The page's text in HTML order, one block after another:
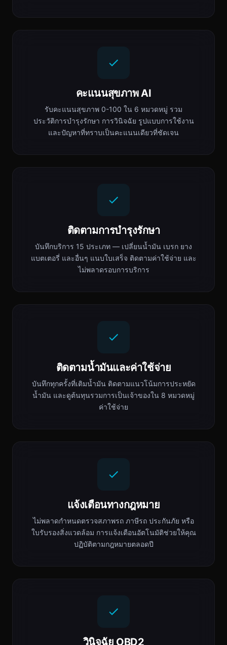
คะแนนสุขภาพ AI
รับคะแนนสุขภาพ 0-100 ใน 6 หมวดหมู่ รวม
ประวัติการบำรุงรักษา การวินิจฉัย รูปแบบการใช้งาน
และปัญหาที่ทราบเป็นคะแนนเดียวที่ชัดเจน
ติดตามการบำรุงรักษา
บันทึกบริการ 15 ประเภท — เปลี่ยนน้ำมัน เบรก ยาง
แบตเตอรี่ และอื่นๆ แนบใบเสร็จ ติดตามค่าใช้จ่าย และ
ไม่พลาดรอบการบริการ
ติดตามน้ำมันและค่าใช้จ่าย
บันทึกทุกครั้งที่เติมน้ำมัน ติดตามแนวโน้มการประหยัด
น้ำมัน และดูต้นทุนรวมการเป็นเจ้าของใน 8 หมวดหมู่
ค่าใช้จ่าย
แจ้งเตือนทางกฎหมาย
ไม่พลาดกำหนดตรวจสภาพรถ ภาษีรถ ประกันภัย หรือ
ใบรับรองสิ่งแวดล้อม การแจ้งเตือนอัตโนมัติช่วยให้คุณ
ปฏิบัติตามกฎหมายตลอดปี
วินิจฉัย OBD2